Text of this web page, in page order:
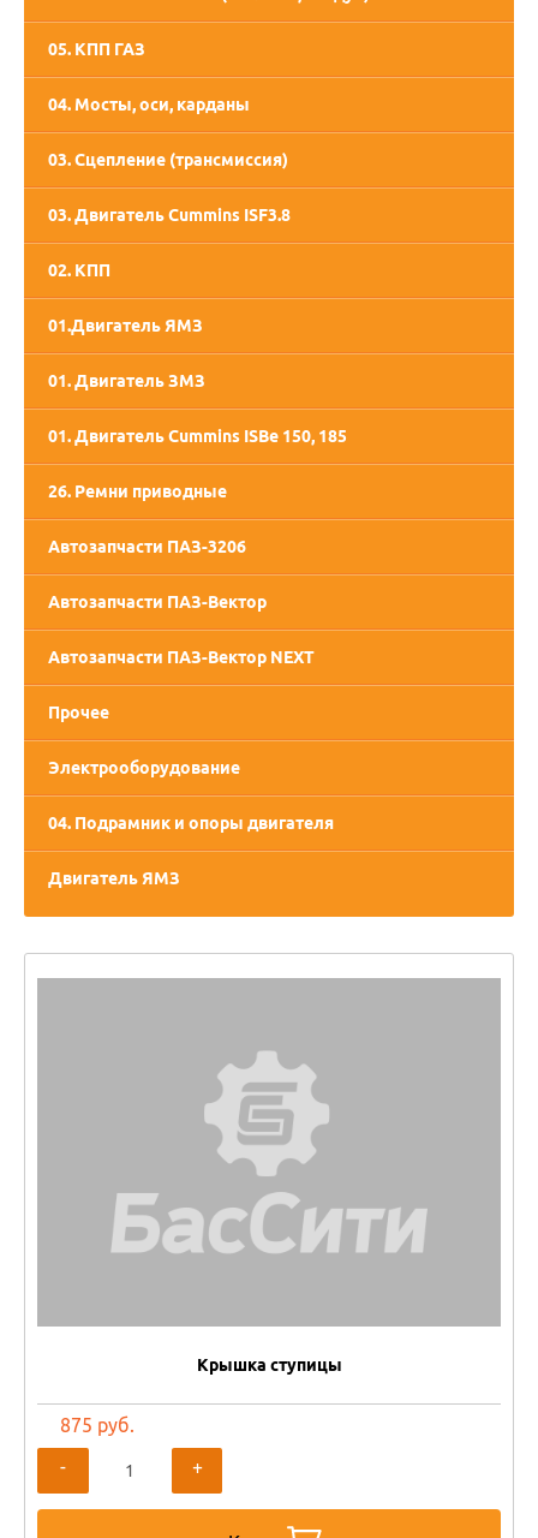
05. КПП ГАЗ
05. КПП СААЗ
04. Мосты, оси, карданы
03. Сцепление (трансмиссия)
03. Двигатель Cummins ISF3.8
02. КПП
01.Двигатель ЯМЗ
02. Двигатель ММЗ
01. Двигатель ЗМЗ
01. Двигатель Cummins ISBe 150, 185
26. Ремни приводные
Автозапчасти ПАЗ-3206
Автозапчасти ПАЗ-Вектор
Автозапчасти ПАЗ-Вектор NEXT
Прочее
Электрооборудование
04. Подрамник и опоры двигателя
Двигатель ЯМЗ
Крышка ступицы
875 руб.
-
+